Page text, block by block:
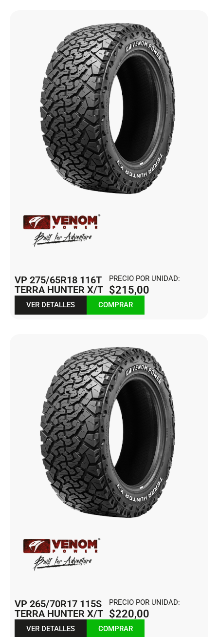
VP 275/65R18 116T
TERRA HUNTER X/T
PRECIO POR UNIDAD:
$215,00
VER DETALLES COMPRAR
VP 265/70R17 115S
TERRA HUNTER X/T
PRECIO POR UNIDAD:
$220,00
VER DETALLES COMPRAR